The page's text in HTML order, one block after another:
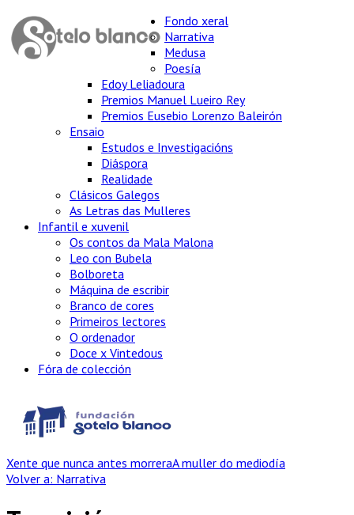
Fondo xeral
Narrativa
Medusa
Poesía
Edoy Leliadoura
Premios Manuel Lueiro Rey
Premios Eusebio Lorenzo Baleirón
Ensaio
Estudos e Investigacións
Diáspora
Realidade
Clásicos Galegos
As Letras das Mulleres
Infantil e xuvenil
Os contos da Mala Malona
Leo con Bubela
Bolboreta
Máquina de escribir
Branco de cores
Primeiros lectores
O ordenador
Doce x Vintedous
Fóra de colección
Xente que nunca antes morreraA muller do mediodía
Volver a: Narrativa